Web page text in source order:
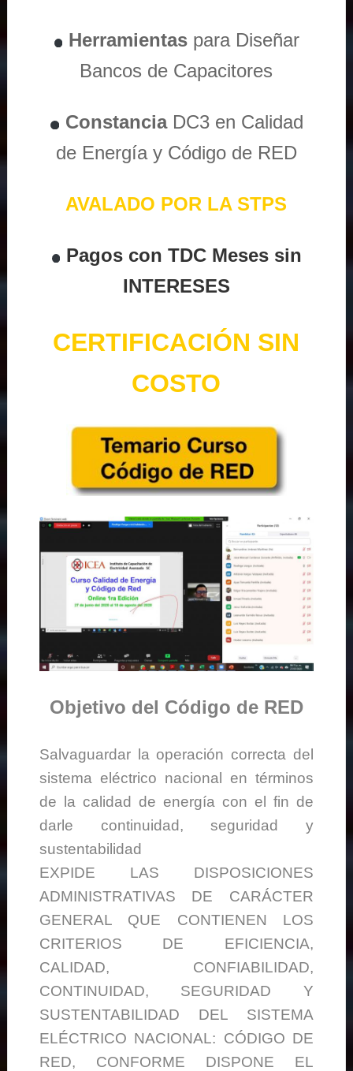
Herramientas para Diseñar
Bancos de Capacitores
ConstanciaDC3 en Calidad
de Energía y Código de RED
AVALADO POR LA STPS
Pagos con TDC Meses sin
INTERESES
CERTIFICACIÓN SIN
COSTO
Objetivo del Código de RED
Salvaguardar la operación correcta del
sistema eléctrico nacional en términos
de la calidad de energía con el fin de
darle continuidad, seguridad y
sustentabilidad
EXPIDE LAS DISPOSICIONES
ADMINISTRATIVAS DE CARÁCTER
GENERAL QUE CONTIENEN LOS
CRITERIOS DE EFICIENCIA,
CALIDAD, CONFIABILIDAD,
CONTINUIDAD, SEGURIDAD Y
SUSTENTABILIDAD DEL SISTEMA
ELÉCTRICO NACIONAL: CÓDIGO DE
RED, CONFORME DISPONE EL